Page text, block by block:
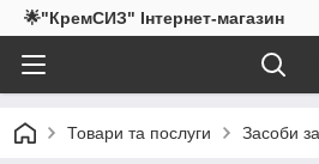
🌟"КремСИЗ" Інтернет-магазин
Товари та послуги Засоби